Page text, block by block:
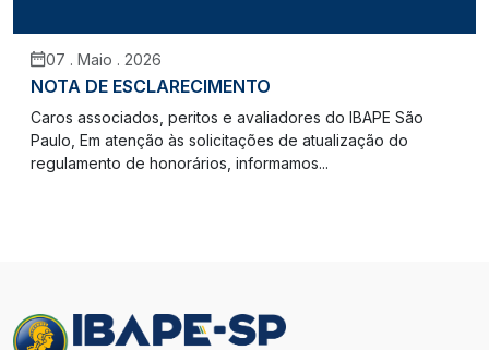
07 . Maio . 2026
NOTA DE ESCLARECIMENTO
Caros associados, peritos e avaliadores do IBAPE São
Paulo, Em atenção às solicitações de atualização do
regulamento de honorários, informamos...